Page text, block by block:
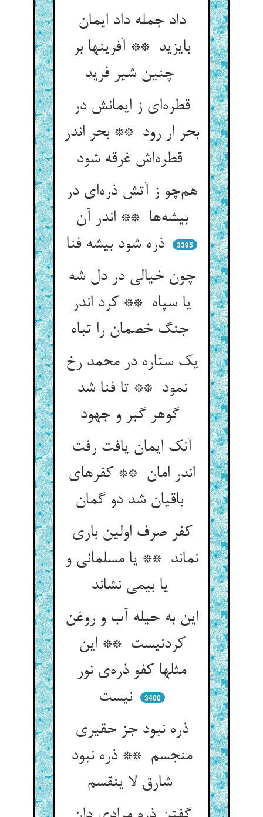
داد جمله داد ایمان
بایزید ** آفرینها بر
قطره‌ای ز ایمانش در
بحر ار رود ** بحر اندر
قطره‌اش غرقه شود
هم‌چو ز آتش ذره‌ای در
بیشه‌ها ** اندر آن
ذره شود بیشه فنا
3395
چون خیالی در دل شه
یا سپاه ** کرد اندر
جنگ خصمان را تباه
یک ستاره در محمد رخ
نمود ** تا فنا شد
گوهر گبر و جهود
آنک ایمان یافت رفت
اندر امان ** کفرهای
باقیان شد دو گمان
کفر صرف اولین باری
نماند ** یا مسلمانی و
یا بیمی نشاند
این به حیله آب و روغن
کردنیست ** این
مثلها کفو ذره‌ی نور
نیست
3400
ذره نبود جز حقیری
منجسم ** ذره نبود
شارق لا ینقسم